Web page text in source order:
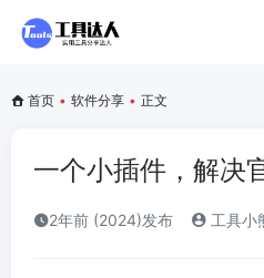
首页 • 软件分享 • 正文
一个小插件，解决
2年前 (2024)发布 工具小